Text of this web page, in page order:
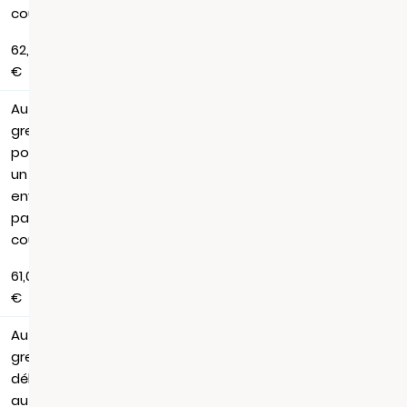
courrier
62,88
€
Au
greffe,
pour
un
envoi
par
courrier
61,06
€
Au
greffe,
délivrance
au